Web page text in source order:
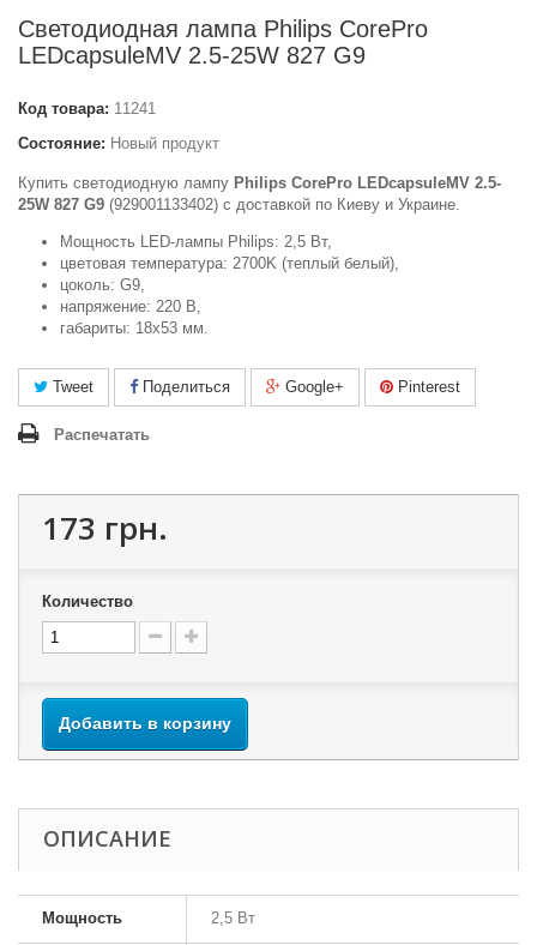
Светодиодная лампа Philips CorePro
LEDcapsuleMV 2.5-25W 827 G9
Код товара: 11241
Состояние: Новый продукт
Купить светодиодную лампу Philips CorePro LEDcapsuleMV 2.5-
25W 827 G9 (929001133402) c доставкой по Киеву и Украине.
Мощность LED-лампы Philips: 2,5 Вт,
цветовая температура: 2700K (теплый белый),
цоколь: G9,
напряжение: 220 В,
габариты: 18х53 мм.
Tweet Поделиться Google+ Pinterest
Распечатать
173 грн.
Количество
Добавить в корзину
ОПИСАНИЕ
Мощность 2,5 Вт